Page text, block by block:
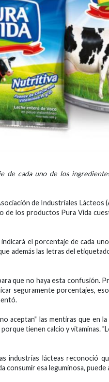
de cada uno de los
de Industriales Lácteos
de los productos Pura Vida
el porcentaje de cada
además las letras del
que no haya esta confusión.
seguramente porcentajes,
aceptan" las mentiras que en
tienen calcio y vitaminas.
industrias lácteas reconoció
consumir esa leguminosa,